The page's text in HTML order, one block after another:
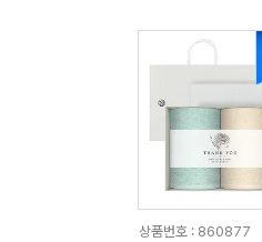
상품번호 : 860877